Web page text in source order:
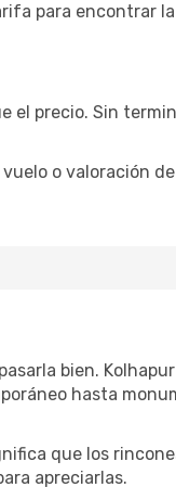
para encontrar
el precio. Sin
o valoración
bien.
hasta
que los
apreciarlas.